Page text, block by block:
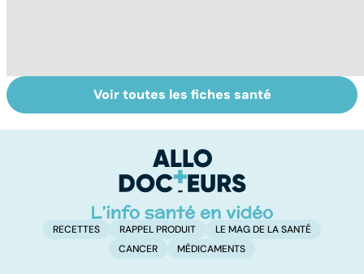
Tout savoir sur
les infections
Inflammation des
amygdales : que
d'angine ?
Voir toutes les fiches santé
RECETTES RAPPEL PRODUIT
LE MAG DE LA SANTÉ
CANCER
MÉDICAMENTS